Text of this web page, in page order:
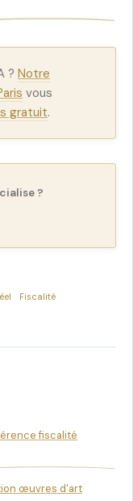
? Notre
vous
gratuit.
?
Fiscalité
fiscalité
œuvres d'art